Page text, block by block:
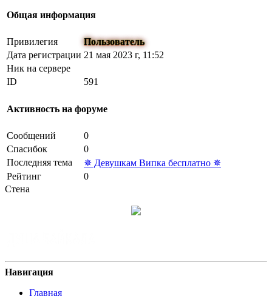
Общая информация
Привилегия
Пользователь
Дата регистрации 21 мая 2023 г, 11:52
Ник на сервере
ID
591
Активность на форуме
Сообщений
0
Спасибок
0
Последняя тема
✵ Девушкам Випка бесплатно ✵
Рейтинг
0
Стена
Навигация
Главная